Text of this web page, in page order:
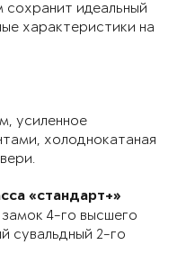
идеальный
характеристики на
усиленное
холоднокатаная
«стандарт+»
4-го высшего
сувальдный 2-го